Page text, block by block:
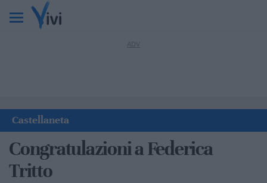
Castellaneta
Congratulazioni a Federica
Tritto